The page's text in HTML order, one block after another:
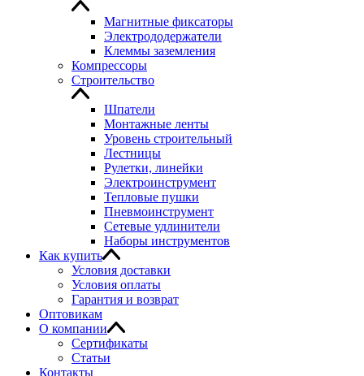
Магнитные фиксаторы
Электрододержатели
Клеммы заземления
Компрессоры
Строительство
Шпатели
Монтажные ленты
Уровень строительный
Лестницы
Рулетки, линейки
Электроинструмент
Тепловые пушки
Пневмоинструмент
Сетевые удлинители
Наборы инструментов
Как купить
Условия доставки
Условия оплаты
Гарантия и возврат
Оптовикам
О компании
Сертификаты
Статьи
Контакты